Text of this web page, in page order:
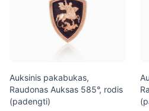
Auksinis pakabukas,
Raudonas Auksas 585°, rodis
(padengti)